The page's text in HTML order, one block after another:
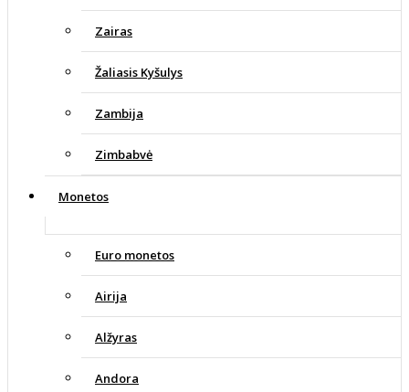
Zairas
Žaliasis Kyšulys
Zambija
Zimbabvė
Monetos
Euro monetos
Airija
Alžyras
Andora